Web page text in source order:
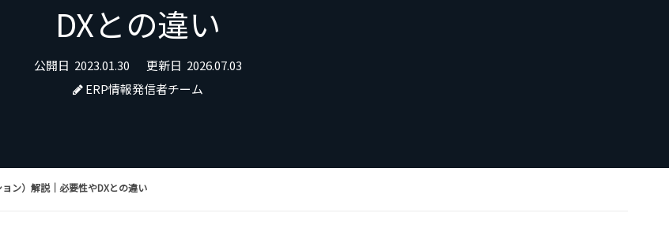
DXとの違い
公開日 2023.01.30 更新日 2026.07.03
ERP情報発信者チーム
ン）解説｜必要性やDXとの違い